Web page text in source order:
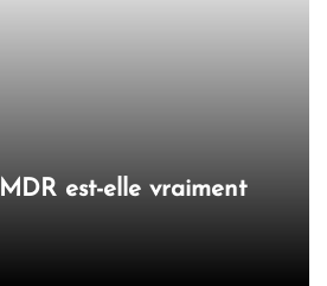
est-elle vraiment